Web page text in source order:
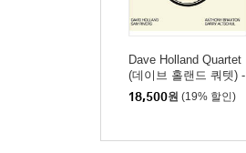
Dave Holland Quartet
(데이브 홀랜드 쿼텟) -
Conference Of The Bir
18,500원 (19% 할인)